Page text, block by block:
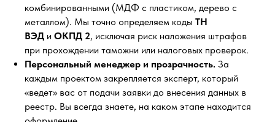
комбинированными (МДФ с пластиком, дерево с
металлом). Мы точно определяем коды ТН
ВЭД и ОКПД 2, исключая риск наложения штрафов
при прохождении таможни или налоговых проверок.
Персональный менеджер и прозрачность. За
каждым проектом закрепляется эксперт, который
«ведет» вас от подачи заявки до внесения данных в
реестр. Вы всегда знаете, на каком этапе находится